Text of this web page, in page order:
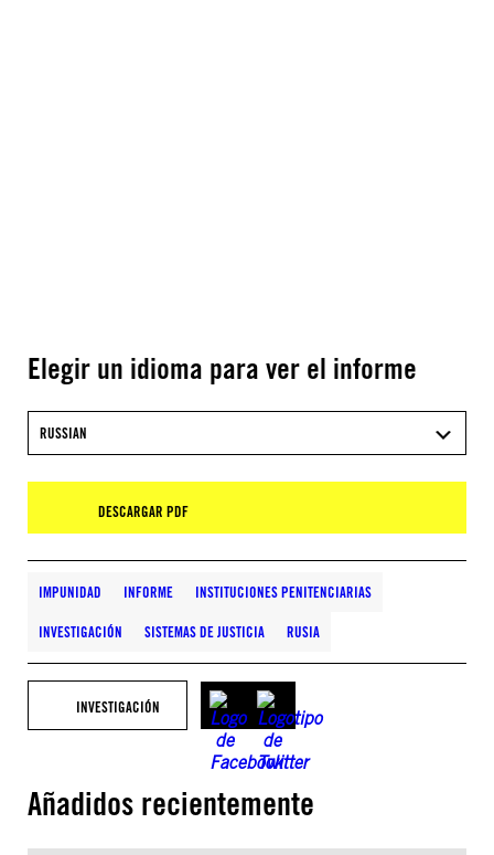
Elegir un idioma para ver el informe
RUSSIAN
DESCARGAR PDF
IMPUNIDAD INFORME INSTITUCIONES PENITENCIARIAS
INVESTIGACIÓN SISTEMAS DE JUSTICIA RUSIA
INVESTIGACIÓN
Añadidos recientemente